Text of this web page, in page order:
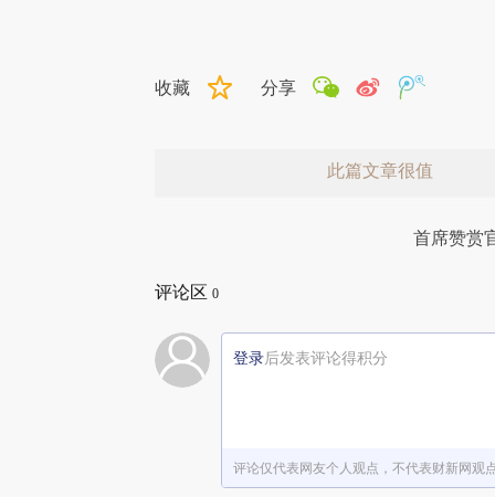
收藏 分享
此篇文章很值
首席赞赏
评论区 0
登录后发表评论得积分
评论仅代表网友个人观点，不代表财新网观